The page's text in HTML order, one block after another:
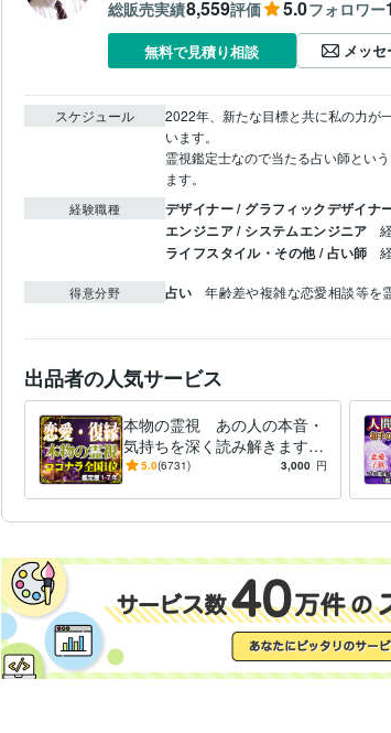
総販売実績8,559評価 5.0フォロワー
無料で見積り相談 メッ
スケジュール
2022年、新たな目標と共に私の力が
います。
霊視鑑定士なので当たる占い師とい
ます。
経験職種 デザイナー / グラフィックデザイナ
エンジニア / システムエンジニア
ライフスタイル・その他 / 占い師
得意分野 占い 年齢差や複雑な恋愛相談等を
出品者の人気サービス
本物の霊視 あの人の本音・
気持ちを深く読み解きます
鑑定歴17年 恋愛・復縁・音
5.0(6731) 3,000 円